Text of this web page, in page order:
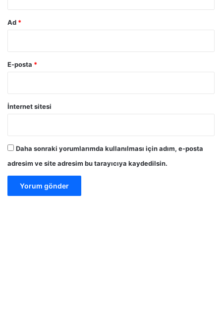
Ad *
E-posta *
İnternet sitesi
Daha sonraki yorumlarımda kullanılması için adım, e-posta
adresim ve site adresim bu tarayıcıya kaydedilsin.